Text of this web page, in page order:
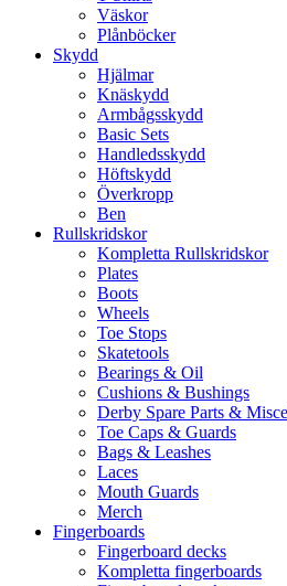
Väskor
Plånböcker
Skydd
Hjälmar
Knäskydd
Armbågsskydd
Basic Sets
Handledsskydd
Höftskydd
Överkropp
Ben
Rullskridskor
Kompletta Rullskridskor
Plates
Boots
Wheels
Toe Stops
Skatetools
Bearings & Oil
Cushions & Bushings
Derby Spare Parts &
Toe Caps & Guards
Bags & Leashes
Laces
Mouth Guards
Merch
Fingerboards
Fingerboard decks
Kompletta fingerboards